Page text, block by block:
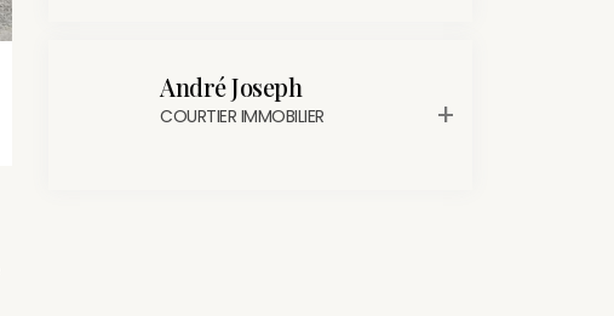
André Joseph
COURTIER IMMOBILIER